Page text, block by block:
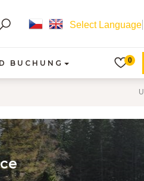
Select Language
BUCHUNG 0